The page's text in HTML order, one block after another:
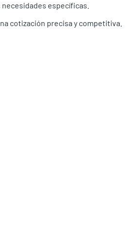
específicas.
cotización precisa y competitiva.